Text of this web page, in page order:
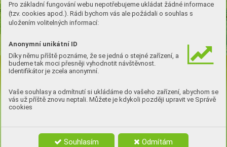
Pro základní fungování webu nepotřebujeme ukládat žádné informace
(tzv. cookies apod.). Rádi bychom vás ale požádali o souhlas s
uložením volitelných informací:
Anonymní unikátní ID
Díky němu příště poznáme, že se jedná o stejné zařízení, a
budeme tak moci přesněji vyhodnotit návštěvnost.
Identifikátor je zcela anonymní.
Vaše souhlasy a odmítnutí si ukládáme do vašeho zařízení, abychom se
vás už příště znovu neptali. Můžete je kdykoli později upravit ve Správě
cookies
Souhlasím Odmítám